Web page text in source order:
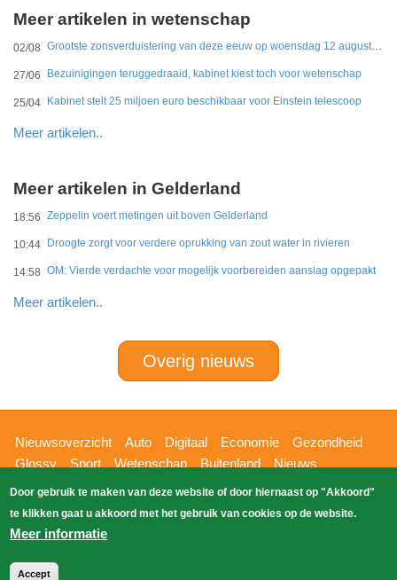
Meer artikelen in wetenschap
02/08 Grootste zonsverduistering van deze eeuw op woensdag 12 augustus te zien
27/06 Bezuinigingen teruggedraaid, kabinet kiest toch voor wetenschap
25/04 Kabinet stelt 25 miljoen euro beschikbaar voor Einstein telescoop
Meer artikelen..
Meer artikelen in Gelderland
18:56 Zeppelin voert metingen uit boven Gelderland
10:44 Droogte zorgt voor verdere oprukking van zout water in rivieren
14:58 OM: Vierde verdachte voor mogelijk voorbereiden aanslag opgepakt
Meer artikelen..
Overig nieuws
Hoofdnavigatie
Nieuwsoverzicht Auto Digitaal Economie
Gezondheid
Glossy
Sport Wetenschap Buitenland
Nieuws
Bizzpress
Blik op 112 Provincies
Weekoverzicht
Zoeken
Copyright Blik Op Nieuws 2026gehost
Door gebruik te maken van deze website of door hiernaast op "Akkoord"
te klikken gaat u akkoord met het gebruik van cookies op de website.
Meer informatie
Accept